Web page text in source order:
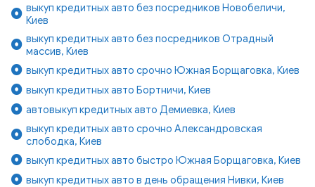
выкуп кредитных авто без посредников Новобеличи,
Киев
выкуп кредитных авто без посредников Отрадный
массив, Киев
выкуп кредитных авто срочно Южная Борщаговка, Киев
выкуп кредитных авто Бортничи, Киев
автовыкуп кредитных авто Демиевка, Киев
выкуп кредитных авто срочно Александровская
слободка, Киев
выкуп кредитных авто быстро Южная Борщаговка, Киев
выкуп кредитных авто в день обращения Нивки, Киев